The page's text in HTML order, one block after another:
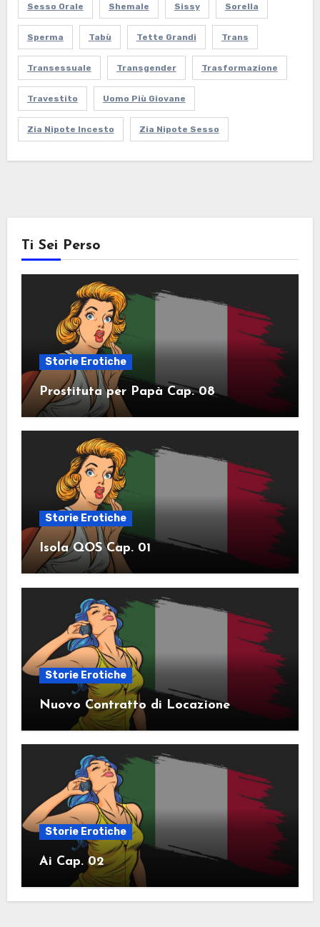
Sesso Orale Shemale Sissy Sorella
Sperma Tabù Tette Grandi Trans
Transessuale Transgender Trasformazione
Travestito Uomo Più Giovane
Zia Nipote Incesto Zia Nipote Sesso
Ti Sei Perso
Storie Erotiche
Prostituta per Papà Cap. 08
Storie Erotiche
Isola QOS Cap. 01
Storie Erotiche
Nuovo Contratto di Locazione
Storie Erotiche
Ai Cap. 02